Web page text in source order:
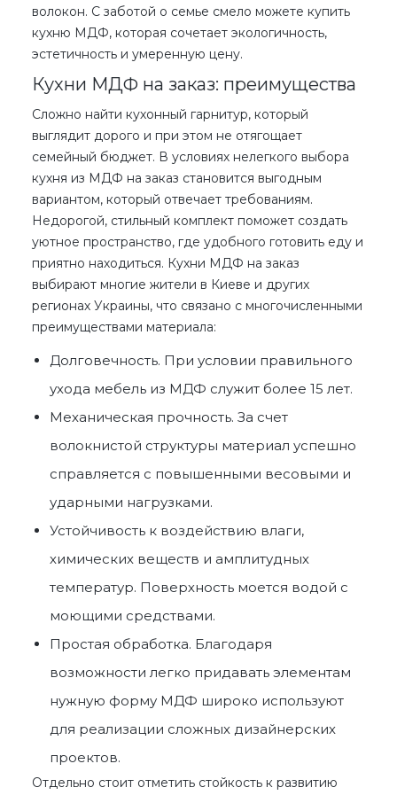
волокон. С заботой о семье смело можете купить
кухню МДФ, которая сочетает экологичность,
эстетичность и умеренную цену.
Кухни МДФ на заказ: преимущества
Сложно найти кухонный гарнитур, который
выглядит дорого и при этом не отягощает
семейный бюджет. В условиях нелегкого выбора
кухня из МДФ на заказ становится выгодным
вариантом, который отвечает требованиям.
Недорогой, стильный комплект поможет создать
уютное пространство, где удобного готовить еду и
приятно находиться. Кухни МДФ на заказ
выбирают многие жители в Киеве и других
регионах Украины, что связано с многочисленными
преимуществами материала:
Долговечность. При условии правильного
ухода мебель из МДФ служит более 15 лет.
Механическая прочность. За счет
волокнистой структуры материал успешно
справляется с повышенными весовыми и
ударными нагрузками.
Устойчивость к воздействию влаги,
химических веществ и амплитудных
температур. Поверхность моется водой с
моющими средствами.
Простая обработка. Благодаря
возможности легко придавать элементам
нужную форму МДФ широко используют
для реализации сложных дизайнерских
проектов.
Отдельно стоит отметить стойкость к развитию